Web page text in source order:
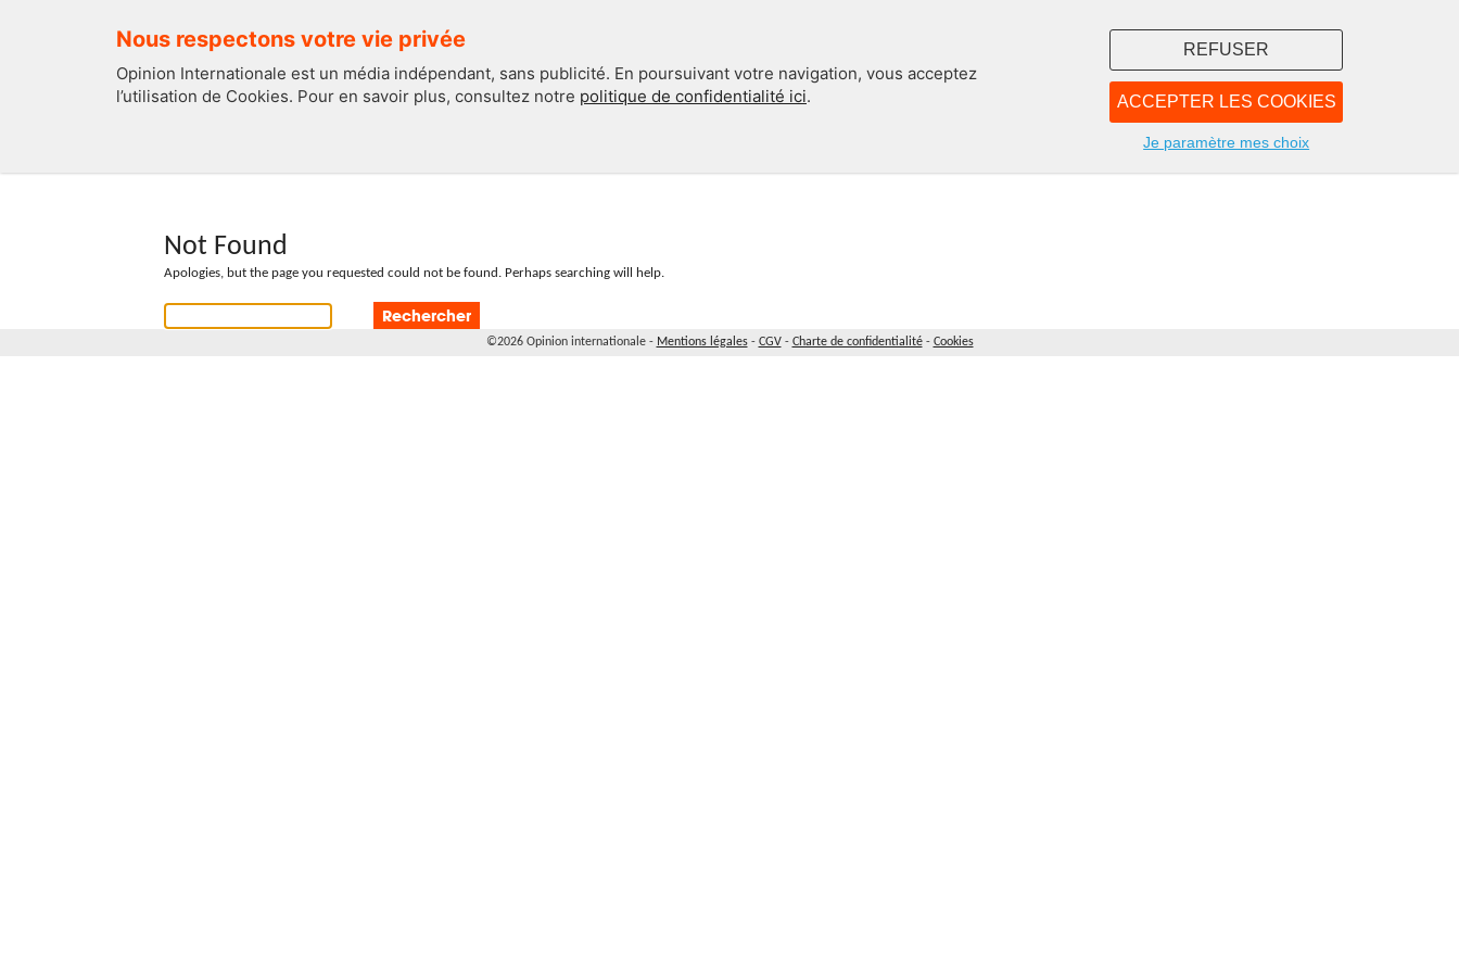
Nous respectons votre vie privée
Opinion Internationale est un média indépendant, sans publicité. En poursuivant votre navigation, vous acceptez
l’utilisation de Cookies. Pour en savoir plus, consultez notre politique de confidentialité ici. ACCEPTER LES COOKIES
REFUSER
Je paramètre mes choix
NOUS
Not Found
Apologies, but the page you requested could not be found. Perhaps searching will help.
Rechercher :
©2026 Opinion internationale - Mentions légales- CGV- Charte de confidentialité- Cookies